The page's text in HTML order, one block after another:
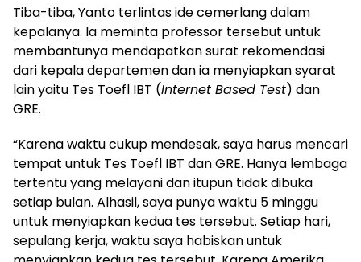
Tiba-tiba, Yanto terlintas ide cemerlang dalam
kepalanya. Ia meminta professor tersebut untuk
membantunya mendapatkan surat rekomendasi
dari kepala departemen dan ia menyiapkan syarat
lain yaitu Tes Toefl IBT (Internet Based Test) dan
GRE.
“Karena waktu cukup mendesak, saya harus mencari
tempat untuk Tes Toefl IBT dan GRE. Hanya lembaga
tertentu yang melayani dan itupun tidak dibuka
setiap bulan. Alhasil, saya punya waktu 5 minggu
untuk menyiapkan kedua tes tersebut. Setiap hari,
sepulang kerja, waktu saya habiskan untuk